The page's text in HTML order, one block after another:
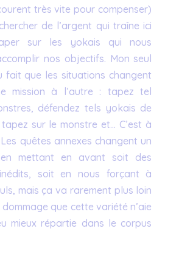
très vite pour compenser)
de l’argent qui traîne ici
sur les yokais qui nous
nos objectifs. Mon seul
fait que les situations changent
mission à l’autre : tapez tel
défendez tels yokais de
sur le monstre et… C’est à
quêtes annexes changent un
mettant en avant soit des
soit en nous forçant à
mais ça va rarement plus loin
dommage que cette variété n’aie
mieux répartie dans le corpus